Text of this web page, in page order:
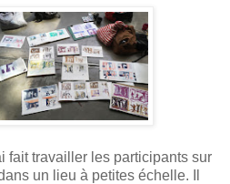
fait travailler les participants sur
un lieu à petites échelle. Il